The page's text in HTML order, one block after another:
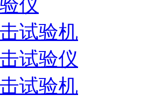
仪
试验机
试验仪
试验机